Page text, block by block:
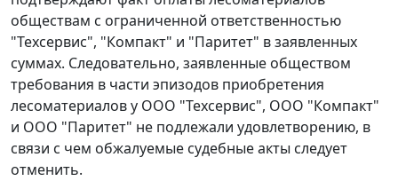
обществам с ограниченной ответственностью
"Техсервис", "Компакт" и "Паритет" в заявленных
суммах. Следовательно, заявленные обществом
требования в части эпизодов приобретения
лесоматериалов у ООО "Техсервис", ООО "Компакт"
и ООО "Паритет" не подлежали удовлетворению, в
связи с чем обжалуемые судебные акты следует
отменить.